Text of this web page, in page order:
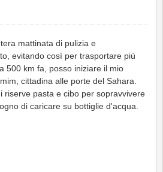
mattinata di pulizia e
evitando così per trasportare più
500 km fa, posso iniziare il mio
cittadina alle porte del Sahara.
riserve pasta e cibo per sopravvivere
di caricare su bottiglie d'acqua.